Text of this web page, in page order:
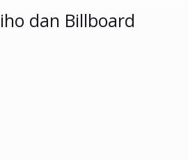
dan Billboard